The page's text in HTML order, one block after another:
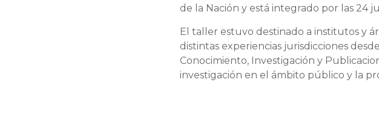
de la Nación y está integrado por las 24
El taller estuvo destinado a institutos y
distintas experiencias jurisdicciones
Conocimiento, Investigación y
investigación en el ámbito público y la